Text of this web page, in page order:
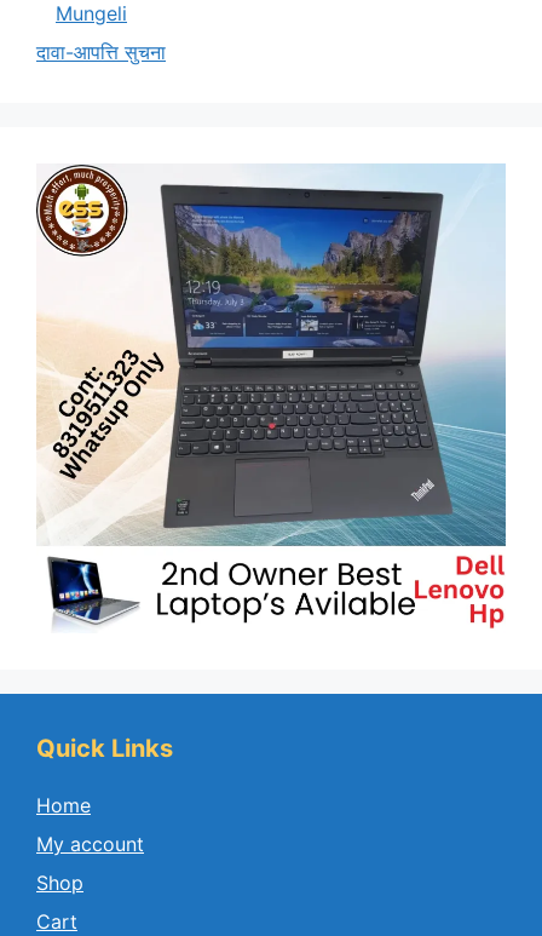
Mungeli
दावा-आपत्ति सुचना
Quick Links
Home
My account
Shop
Cart